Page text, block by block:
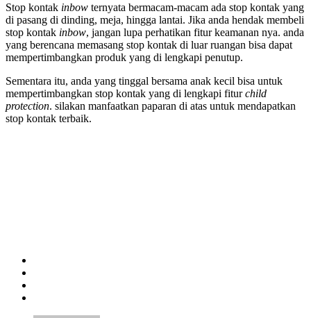
Stop kontak inbow ternyata bermacam-macam ada stop kontak yang
di pasang di dinding, meja, hingga lantai. Jika anda hendak membeli
stop kontak inbow, jangan lupa perhatikan fitur keamanan nya. anda
yang berencana memasang stop kontak di luar ruangan bisa dapat
mempertimbangkan produk yang di lengkapi penutup.
Sementara itu, anda yang tinggal bersama anak kecil bisa untuk
mempertimbangkan stop kontak yang di lengkapi fiturchild
protection. silakan manfaatkan paparan di atas untuk mendapatkan
stop kontak terbaik.